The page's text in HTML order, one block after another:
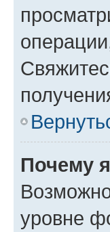
Почему
уровне